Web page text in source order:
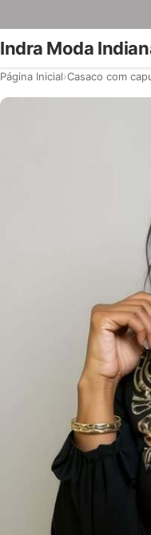
Indra Moda
Página Inicial›Casaco com